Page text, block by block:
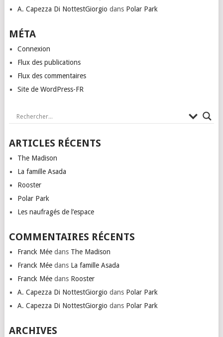
A. Capezza Di NottestGiorgio dans Polar Park
MÉTA
Connexion
Flux des publications
Flux des commentaires
Site de WordPress-FR
ARTICLES RÉCENTS
The Madison
La famille Asada
Rooster
Polar Park
Les naufragés de l’espace
COMMENTAIRES RÉCENTS
Franck Méedans The Madison
Franck Méedans La famille Asada
Franck Méedans Rooster
A. Capezza Di NottestGiorgio dans Polar Park
A. Capezza Di NottestGiorgio dans Polar Park
ARCHIVES